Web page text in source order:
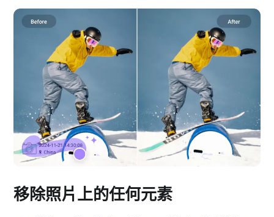
移除照片上的任何元素